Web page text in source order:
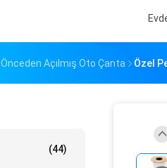
Önceden Açılmış Oto Çanta Özel
(44)